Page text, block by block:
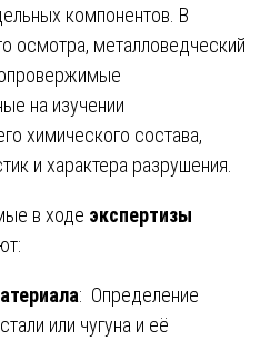
компонентов. В
осмотра, металловедческий
на изучении
химического состава,
и характера разрушения.
в ходе экспертизы
: Определение
или чугуна и её